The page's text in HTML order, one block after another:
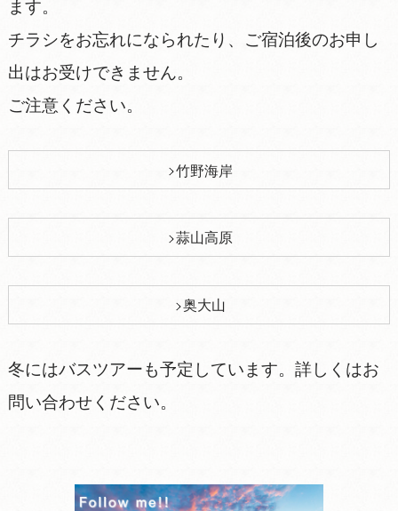
ます。
チラシをお忘れになられたり、ご宿泊後のお申し
出はお受けできません。
ご注意ください。
竹野海岸
蒜山高原
奥大山
冬にはバスツアーも予定しています。詳しくはお
問い合わせください。